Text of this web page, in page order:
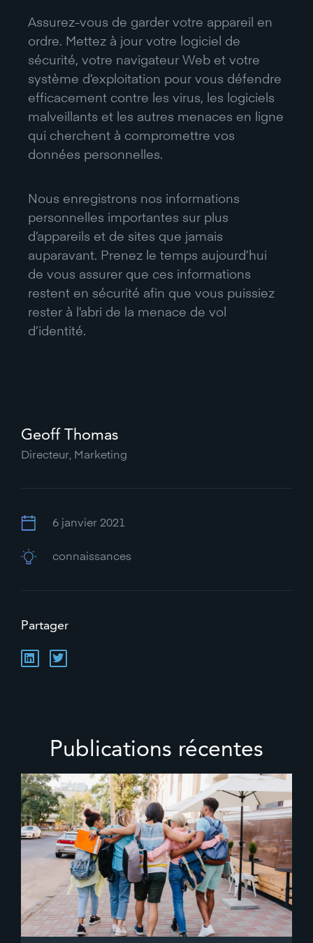
Geoff Thomas
Directeur, Marketing
6 janvier 2021
connaissances
Partager
Assurez-vous de garder votre appareil en
ordre. Mettez à jour votre logiciel de
sécurité, votre navigateur Web et votre
système d’exploitation pour vous défendre
efficacement contre les virus, les logiciels
malveillants et les autres menaces en ligne
qui cherchent à compromettre vos
données personnelles.
Nous enregistrons nos informations
personnelles importantes sur plus
d’appareils et de sites que jamais
auparavant. Prenez le temps aujourd’hui
de vous assurer que ces informations
restent en sécurité afin que vous puissiez
rester à l’abri de la menace de vol
d’identité.
Publications récentes